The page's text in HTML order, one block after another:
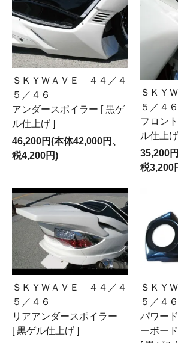
ＳＫＹＷＡＶＥ ４４／４
５／４６
アンダースポイラー [ 黒ゲ
ル仕上げ ]
46,200円(本体42,000円、
税4,200円)
ＳＫＹ
５／４６
フロン
ル仕上
35,200
税3,200
ＳＫＹＷＡＶＥ ４４／４
５／４６
リアアンダースポイラー
[ 黒ゲル仕上げ ]
ＳＫＹ
５／４６
パワー
ーボード